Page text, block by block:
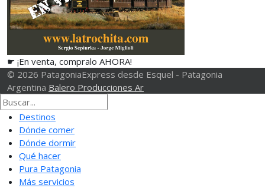
☛ ¡En venta, compralo AHORA!
© 2026 PatagoniaExpress desde Esquel - Patagonia
Argentina Balero Producciones Ar
Destinos
Dónde comer
Dónde dormir
Qué hacer
Pura Patagonia
Más servicios